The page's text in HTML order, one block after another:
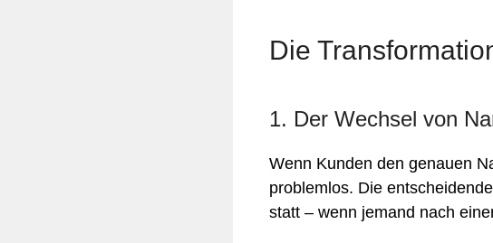
Mobilität
Sicherheit
Die
1. Der Wechsel von
Wenn Kunden den genauen
problemlos. Die
statt – wenn jemand nach